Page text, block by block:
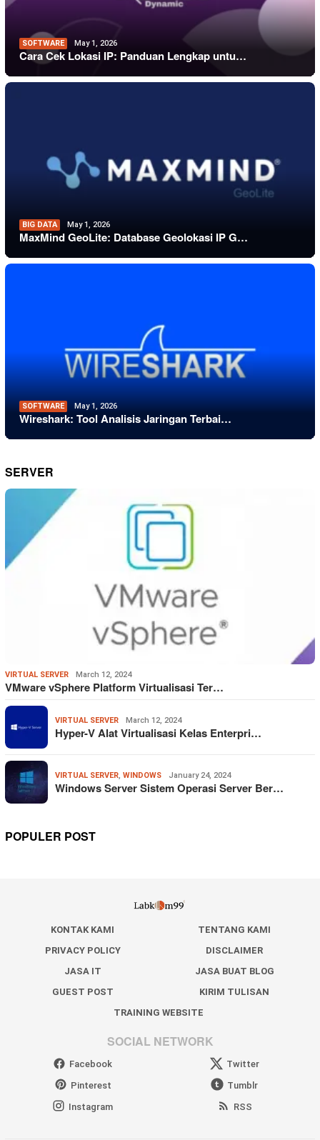
SOFTWARE May 1, 2026
Cara Cek Lokasi IP: Panduan Lengkap untu…
BIG DATA May 1, 2026
MaxMind GeoLite: Database Geolokasi IP G…
SOFTWARE May 1, 2026
Wireshark: Tool Analisis Jaringan Terbai…
SERVER
VIRTUAL SERVER March 12, 2024
VMware vSphere Platform Virtualisasi Ter…
VIRTUAL SERVER March 12, 2024
Hyper-V Alat Virtualisasi Kelas Enterpri…
VIRTUAL SERVER, WINDOWS January 24, 2024
Windows Server Sistem Operasi Server Ber…
POPULER POST
KONTAK KAMI
TENTANG KAMI
PRIVACY POLICY
DISCLAIMER
JASA IT
JASA BUAT BLOG
GUEST POST
KIRIM TULISAN
TRAINING WEBSITE
SOCIAL NETWORK
Facebook
Twitter
Pinterest
Tumblr
Instagram
RSS